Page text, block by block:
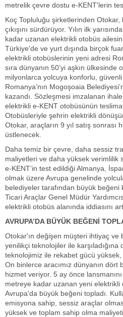
metrelik çevre dostu e-KENT'lerin
Koç Topluluğu şirketlerinden Otokar,
çıkışını sürdürüyor. Yılın ilk
kadar uzanan elektrikli otobüs
Türkiye'de ve yurt dışında birçok
elektrikli otobüslerinin yeni adresi
sıra dünyanın 50’yi aşkın ülkesinde
milyonlarca yolcuya konforlu,
Romanya’nın Mogoşoaia
kazandı. Sözleşmesi imzalanan
elektrikli e-KENT otobüsünün
Otobüsleriyle şehrin elektrikli
Otokar, araçların 9 yıl satış sonrası
üstlenecek.
Daha temiz bir çevre, daha sessiz
maliyetleri ve daha yüksek verimlilik
e-KENT’in test edildiği Almanya,
olmak üzere Avrupa genelinde
belediyeler tarafından büyük beğeni
Ticari Araçlar Genel Müdür
elektrikli otobüs alanında iddiasını
AVRUPA’DA BÜYÜK BEĞENİ
Otokar'ın değişen müşteri ihtiyaç ve
yenilikçi teknolojiler ile
teknolojimiz ile rekabet gücü
On binlerce aracımız dünyanın dört
hizmet veriyor. 5 ay önce
metreye kadar uzanan yeni
Avrupa'da büyük beğeni topladı.
emisyona sahip, sessiz araçlar
yüksek ve toplam sahip olma